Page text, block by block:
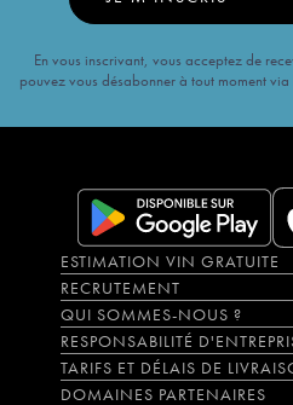
En vous inscrivant, vous acceptez de
pouvez vous désabonner à tout moment
ESTIMATION VIN GRATUITE
RECRUTEMENT
QUI SOMMES-NOUS ?
RESPONSABILITÉ
TARIFS ET DÉLAIS DE
DOMAINES PARTENAIRES